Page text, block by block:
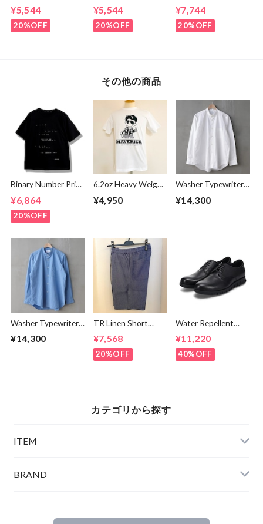
DAY “Kerplunk!”
Front & Back
Graphic T-Shirt
¥5,544
20%OFF
Classic Logo Graphic
Ringer T-Shirt
Brown
¥5,544
20%OFF
Sewn Black /
White
¥7,744
20%OFF
その他の商品
Binary Number Print
¥6,864
20%OFF
6.2oz Heavy Weight
¥4,950
Washer Typewriter
Collar Shirt White
¥14,300
Washer Typewriter
Collar Shirt Blue
¥14,300
TR Linen Short
¥7,568
20%OFF
Water Repellent
Shoes Black
¥11,220
40%OFF
カテゴリから探す
ITEM
BRAND